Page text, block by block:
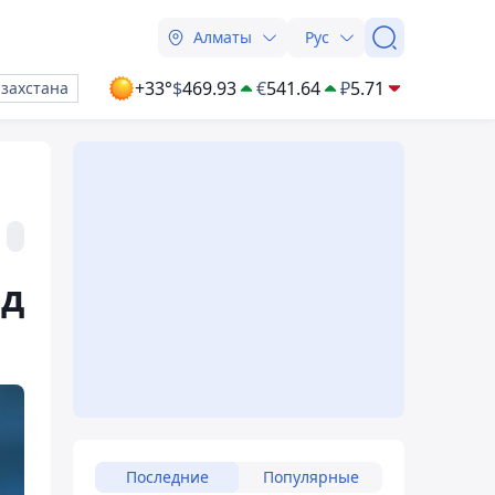
Алматы Рус
+33°$469.93 €541.64 ₽5.71
Последние Популярные